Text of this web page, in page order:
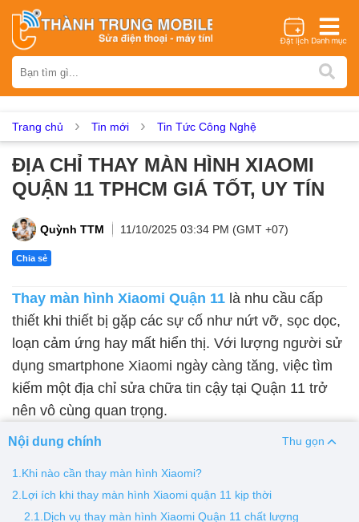
iPhone Samsung Oppo Xiaomi Realme Vivo
Asus Sony Vertu LG Tecno
Dịch vụ sửa chữa
Thay loa Thay kính lưng Thay vỏ Thay chân sạc
Màn hình Xiaomi Màn hình Realme Màn hình Vivo
Màn hình Vsmart Màn hình Google Pixel
Thay pin
Pin iPhone Pin Samsumg
Pin Realme
Thay vỏ
Vỏ iPhone Vỏ Samsung Vỏ Xiaomi
Trang chủ Tin mới Tin Tức Công Nghệ
ĐỊA CHỈ THAY MÀN HÌNH XIAOMI
QUẬN 11 TPHCM GIÁ TỐT, UY TÍN
Quỳnh TTM 11/10/2025 03:34 PM (GMT +07)
Chia sẻ
Thay màn hình Xiaomi Quận 11 là nhu cầu cấp
thiết khi thiết bị gặp các sự cố như nứt vỡ, sọc dọc,
loạn cảm ứng hay mất hiển thị. Với lượng người sử
dụng smartphone Xiaomi ngày càng tăng, việc tìm
kiếm một địa chỉ sửa chữa tin cậy tại Quận 11 trở
nên vô cùng quan trọng.
Nội dung chính Thu gọn
1.Khi nào cần thay màn hình Xiaomi?
2.Lợi ích khi thay màn hình Xiaomi quận 11 kịp thời
2.1.Dịch vụ thay màn hình Xiaomi Quận 11 chất lượng